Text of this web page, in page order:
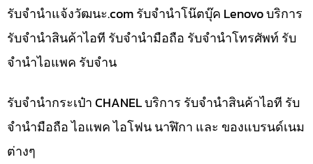
รับจํานําแจ้งวัฒนะ.com รับจำนำโน๊ตบุ๊ค Lenovo บริการ
รับจำนำสินค้าไอที รับจำนำมือถือ รับจำนำโทรศัพท์ รับ
จำนำไอแพค รับจำน
รับจำนำกระเป๋า CHANEL บริการ รับจำนำสินค้าไอที รับ
จำนำมือถือ ไอแพค ไอโฟน นาฬิกา และ ของแบรนด์เนม
ต่างๆ